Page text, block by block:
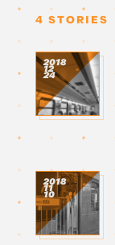
4 STORIES
2018
12
24
2018
11
10